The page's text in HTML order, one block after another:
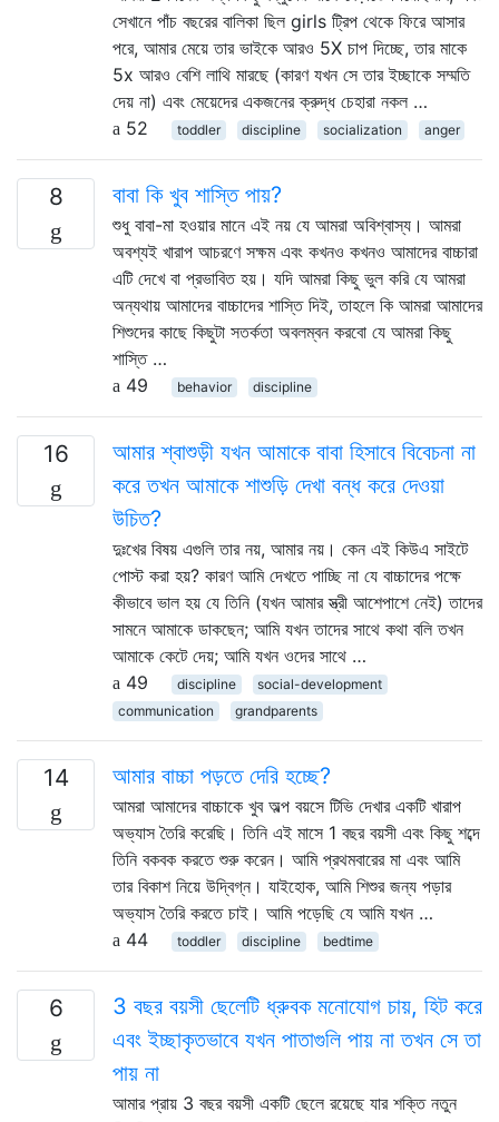
সেখানে পাঁচ বছরের বালিকা ছিল girls ট্রিপ থেকে ফিরে আসার
পরে, আমার মেয়ে তার ভাইকে আরও 5X চাপ দিচ্ছে, তার মাকে
5x আরও বেশি লাথি মারছে (কারণ যখন সে তার ইচ্ছাকে সম্মতি
দেয় না) এবং মেয়েদের একজনের ক্রুদ্ধ চেহারা নকল …
52
toddler discipline socialization anger
8 বাবা কি খুব শাস্তি পায়?
শুধু বাবা-মা হওয়ার মানে এই নয় যে আমরা অবিশ্বাস্য। আমরা
অবশ্যই খারাপ আচরণে সক্ষম এবং কখনও কখনও আমাদের বাচ্চারা
এটি দেখে বা প্রভাবিত হয়। যদি আমরা কিছু ভুল করি যে আমরা
অন্যথায় আমাদের বাচ্চাদের শাস্তি দিই, তাহলে কি আমরা আমাদের
শিশুদের কাছে কিছুটা সতর্কতা অবলম্বন করবো যে আমরা কিছু
শাস্তি …
49
behavior discipline
16
আমার শ্বাশুড়ী যখন আমাকে বাবা হিসাবে বিবেচনা না
করে তখন আমাকে শাশুড়ি দেখা বন্ধ করে দেওয়া
উচিত?
দুঃখের বিষয় এগুলি তার নয়, আমার নয়। কেন এই কিউএ সাইটে
পোস্ট করা হয়? কারণ আমি দেখতে পাচ্ছি না যে বাচ্চাদের পক্ষে
কীভাবে ভাল হয় যে তিনি (যখন আমার স্ত্রী আশেপাশে নেই) তাদের
সামনে আমাকে ডাকছেন; আমি যখন তাদের সাথে কথা বলি তখন
আমাকে কেটে দেয়; আমি যখন ওদের সাথে …
49
discipline
social-development
communication
grandparents
14 আমার বাচ্চা পড়তে দেরি হচ্ছে?
আমরা আমাদের বাচ্চাকে খুব অল্প বয়সে টিভি দেখার একটি খারাপ
অভ্যাস তৈরি করেছি। তিনি এই মাসে 1 বছর বয়সী এবং কিছু শব্দে
তিনি বকবক করতে শুরু করেন। আমি প্রথমবারের মা এবং আমি
তার বিকাশ নিয়ে উদ্বিগ্ন। যাইহোক, আমি শিশুর জন্য পড়ার
অভ্যাস তৈরি করতে চাই। আমি পড়েছি যে আমি যখন …
44
toddler discipline bedtime
6
3 বছর বয়সী ছেলেটি ধ্রুবক মনোযোগ চায়, হিট করে
এবং ইচ্ছাকৃতভাবে যখন পাতাগুলি পায় না তখন সে তা
পায় না
আমার প্রায় 3 বছর বয়সী একটি ছেলে রয়েছে যার শক্তি নতুন